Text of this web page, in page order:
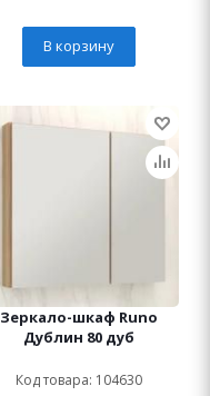
В корзину
Зеркало-шкаф Runo
Дублин 80 дуб
Код товара: 104630